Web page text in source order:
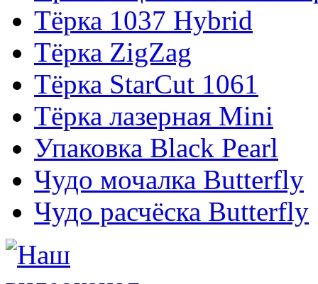
Тёрка 1037 Hybrid
Тёрка ZigZag
Тёрка StarCut 1061
Тёрка лазерная Mini
Упаковка Black Pearl
Чудо мочалка Butterfly
Чудо расчёска Butterfly